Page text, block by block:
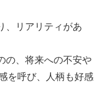
、リアリティがあ
の、将来への不安や
を呼び、人柄も好感